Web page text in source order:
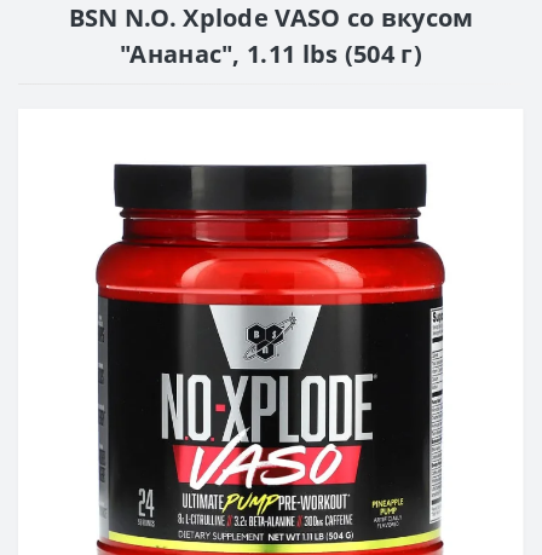
BSN N.O. Xplode VASO со вкусом
"Ананас", 1.11 lbs (504 г)